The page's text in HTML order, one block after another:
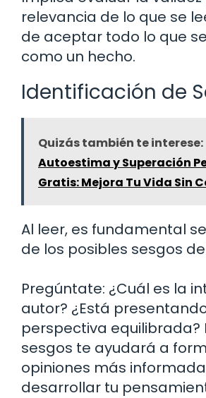
relevancia de lo que se
de aceptar todo lo que
como un hecho.
Identificación de
Quizás también te interese:
Autoestima y Superación
Gratis: Mejora Tu Vida Sin
Al leer, es fundamental
de los posibles sesgos
Pregúntate: ¿Cuál es la
autor? ¿Está
perspectiva equilibrada?
sesgos te ayudará a
opiniones más
desarrollar tu